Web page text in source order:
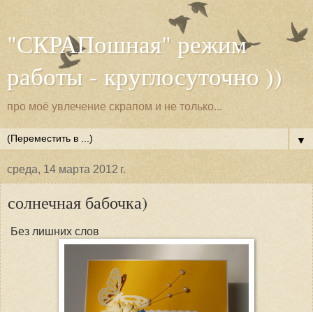
"СКРАПошная" режим
работы - круглосуточно ))
про моё увлечение скрапом и не только...
▼
среда, 14 марта 2012 г.
солнечная бабочка)
Без лишних слов